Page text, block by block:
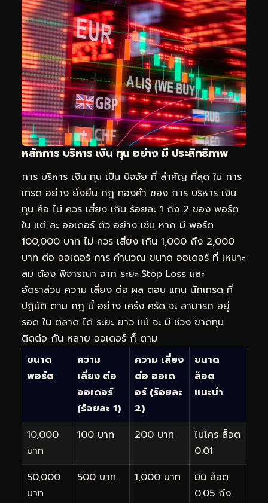
หลักการ บริหาร เงิน ทุน อย่าง มี ประสิทธิภาพ
การ บริหาร เงิน ทุน เป็น ปัจจัย ที่ สำคัญ ที่สุด ใน การ
เทรด อย่าง ยั่งยืน กฎ ทองคำ ของ การ บริหาร เงิน
ทุน คือ ไม่ ควร เสี่ยง เกิน ร้อยละ 1 ถึง 2 ของ พอร์ต
ใน แต่ ละ ออเดอร์ ตัว อย่าง เช่น หาก มี พอร์ต
100,000 บาท ไม่ ควร เสี่ยง เกิน 1,000 ถึง 2,000
บาท ต่อ ออเดอร์ การ คำนวณ ขนาด ออเดอร์ ที่ เหมาะ
สม ต้อง พิจารณา จาก ระยะ Stop Loss และ
อัตราส่วน ความ เสี่ยง ต่อ ผล ตอบ แทน นักเทรด ที่
ปฏิบัติ ตาม กฎ นี้ อย่าง เคร่ง ครัด จะ สามารถ อยู่
รอด ใน ตลาด ได้ ระยะ ยาว แม้ จะ มี ช่วง ขาดทุน
ติดต่อ กัน หลาย ออเดอร์ ก็ ตาม
ขนาด
พอร์ต
ความ
เสี่ยง ต่อ
ออเดอร์
(ร้อยละ 1)
ความ เสี่ยง
ต่อ ออเด
อร์ (ร้อยละ
2)
ขนาด
ล็อต
แนะนำ
10,000
บาท
100 บาท 200 บาท
ไมโคร ล็อต
0.01
50,000
บาท
500 บาท 1,000 บาท
มินิ ล็อต
0.05 ถึง